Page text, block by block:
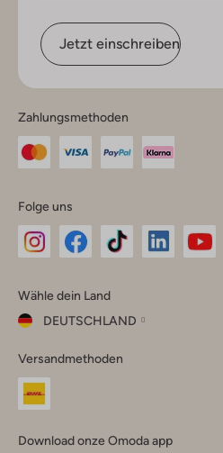
Jetzt einschreiben
Zahlungsmethoden
Folge uns
Instagram
Facebook
TikTok
Wähle dein Land
DEUTSCHLAND
dein
Land
Versandmethoden
Download onze Omoda app